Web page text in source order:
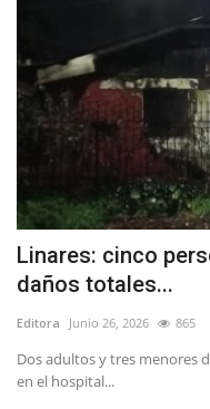
Linares: cinco
daños totales...
Editora Junio 26, 2026 865
Dos adultos y tres menores
en el hospital...